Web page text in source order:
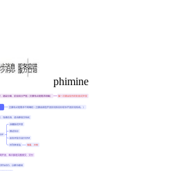
phimine